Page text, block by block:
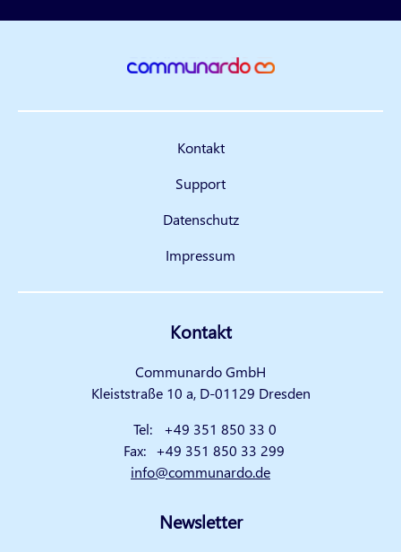
Kontakt
Support
Datenschutz
Impressum
Kontakt
Communardo GmbH
Kleiststraße 10 a, D-01129 Dresden
Tel:
+49 351 850 33 0
Fax: +49 351 850 33 299
info@communardo.de
Newsletter